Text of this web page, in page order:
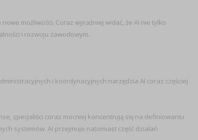
możliwości. Coraz wyraźniej widać, że AI nie tylko
i rozwoju zawodowym.
i koordynacyjnych narzędzia AI coraz częściej
specjaliści coraz mocniej koncentrują się na definiowaniu
systemów. AI przejmuje natomiast część działań